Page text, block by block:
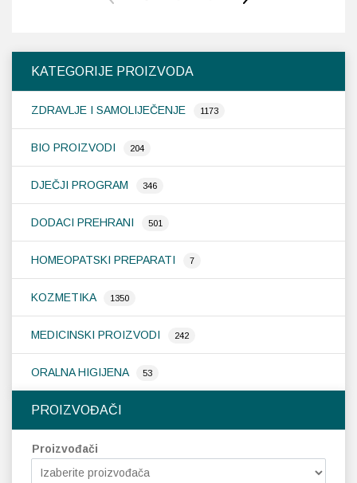
KATEGORIJE PROIZVODA
ZDRAVLJE I SAMOLIJEČENJE 1173
BIO PROIZVODI 204
DJEČJI PROGRAM 346
DODACI PREHRANI 501
HOMEOPATSKI PREPARATI 7
KOZMETIKA 1350
MEDICINSKI PROIZVODI 242
ORALNA HIGIJENA 53
PROIZVOĐAČI
Proizvođači